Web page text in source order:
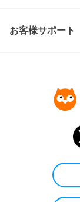
お客様サポート